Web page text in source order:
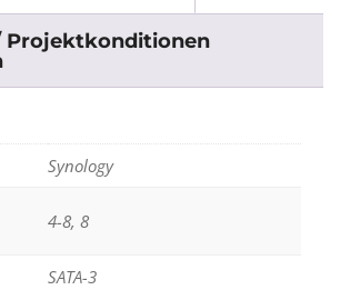
Projektkonditionen
Synology
4-8, 8
SATA-3